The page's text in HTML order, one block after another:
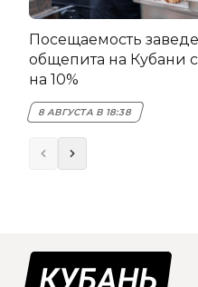
Посещаемость
общепита на Кубани
на 10%
8 АВГУСТА В 18:38